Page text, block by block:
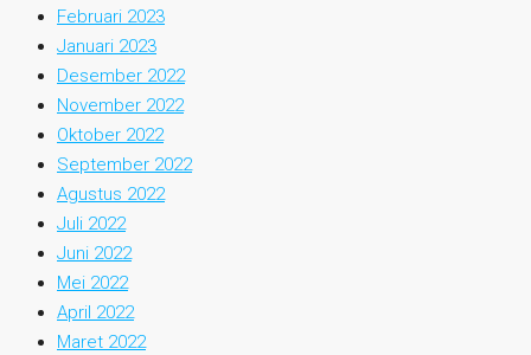
Februari 2023
Januari 2023
Desember 2022
November 2022
Oktober 2022
September 2022
Agustus 2022
Juli 2022
Juni 2022
Mei 2022
April 2022
Maret 2022